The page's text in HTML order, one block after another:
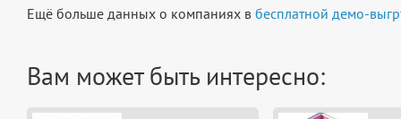
Ещё больше данных о компаниях в бесплатной демо-
Вам может быть интересно: